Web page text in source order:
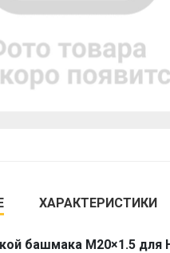
ХАРАКТЕРИСТИКИ
башмака M20×1.5 для